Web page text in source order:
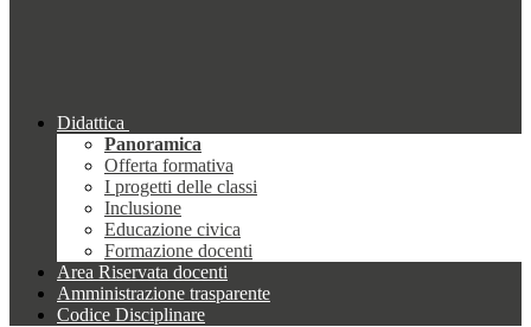
Didattica
Panoramica
Offerta formativa
I progetti delle classi
Inclusione
Educazione civica
Formazione docenti
Area Riservata docenti
Amministrazione trasparente
Codice Disciplinare